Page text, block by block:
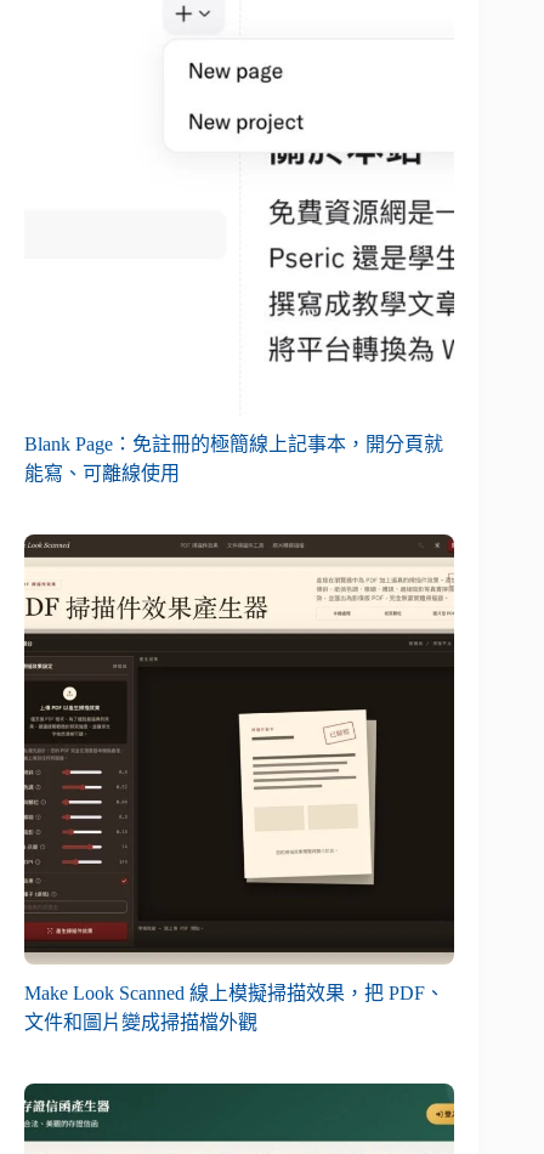
Blank Page：免註冊的極簡線上記事本，開分頁就
能寫、可離線使用
Make Look Scanned 線上模擬掃描效果，把 PDF、
文件和圖片變成掃描檔外觀